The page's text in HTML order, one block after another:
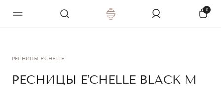
0
РЕСНИЦЫ E'CHELLE
РЕСНИЦЫ E'CHELLE BLACK M